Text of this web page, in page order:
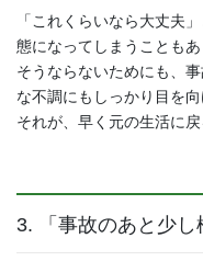
「これくらいなら大丈夫
態になってしまうこともあ
そうならないためにも、
な不調にもしっかり目を向
それが、早く元の生活に
3. 「事故のあと少